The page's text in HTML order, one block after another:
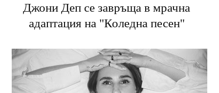
Джони Деп се завръща в мрачна
адаптация на "Коледна песен"